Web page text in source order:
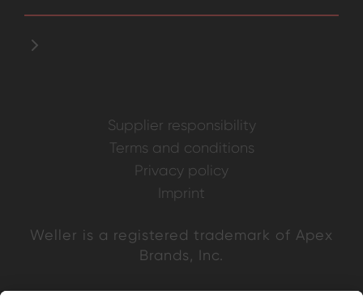
Supplier responsibility
Terms and conditions
Privacy policy
Imprint
Weller is a registered trademark of Apex
Brands, Inc.